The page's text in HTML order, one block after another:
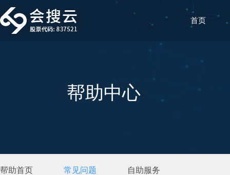
首页
帮助中心
帮助首页 常见问题 自助服务